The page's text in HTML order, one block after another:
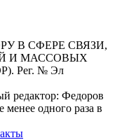
В СФЕРЕ СВЯЗИ,
И МАССОВЫХ
Рег. № Эл
редактор: Федоров
одного раза в